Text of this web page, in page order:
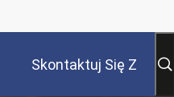
Skontaktuj Się Z